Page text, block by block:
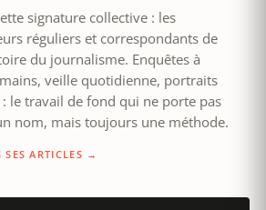
signature collective : les
réguliers et correspondants de
du journalisme. Enquêtes à
veille quotidienne, portraits
: le travail de fond qui ne porte pas
nom, mais toujours une méthode.
SES ARTICLES →